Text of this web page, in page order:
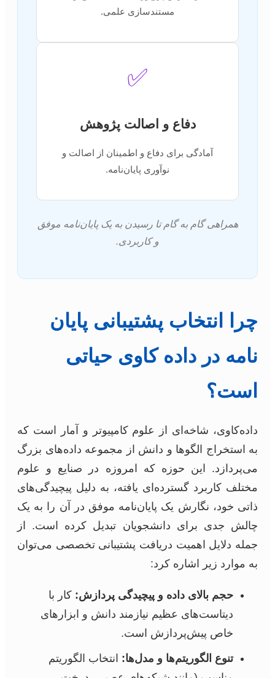
مستندسازی علمی.
✅
دفاع و اصالت پژوهش
آمادگی برای دفاع و اطمینان از اصالت و
نوآوری پایان‌نامه.
همراهی گام به گام تا رسیدن به یک پایان‌نامه موفق
و کاربردی.
چرا انتخاب پشتیبانی پایان
نامه در داده کاوی حیاتی
است؟
داده‌کاوی، شاخه‌ای از علوم کامپیوتر و آمار است که
به استخراج الگوها و دانش از مجموعه داده‌های بزرگ
می‌پردازد. این حوزه که امروزه در صنایع و علوم
مختلف کاربرد گسترده‌ای یافته، به دلیل پیچیدگی‌های
ذاتی خود، نگارش یک پایان‌نامه موفق در آن را به یک
چالش جدی برای دانشجویان تبدیل کرده است. از
جمله دلایل اهمیت دریافت پشتیبانی تخصصی می‌توان
به موارد زیر اشاره کرد:
حجم بالای داده و پیچیدگی پردازش: کار با
دیتاست‌های عظیم نیازمند دانش و ابزارهای
خاص پیش‌پردازش است.
تنوع الگوریتم‌ها و مدل‌ها: انتخاب الگوریتم